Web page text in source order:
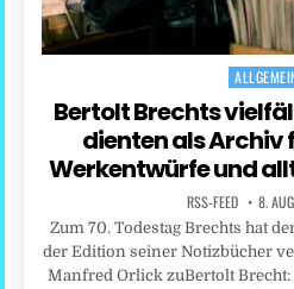
Posted
in
Bertolt Brechts
dienten als Archiv
Werkentwürfe und
RSS-FEED 8.
Zum 70. Todestag Brechts hat
der Edition seiner Notizbücher
Manfred Orlick zuBertolt